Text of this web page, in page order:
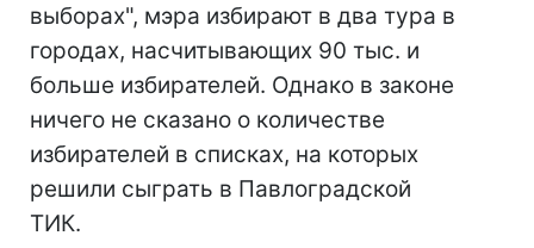
выборах", мэра избирают в два тура в
городах, насчитывающих 90 тыс. и
больше избирателей. Однако в законе
ничего не сказано о количестве
избирателей в списках, на которых
решили сыграть в Павлоградской
ТИК.